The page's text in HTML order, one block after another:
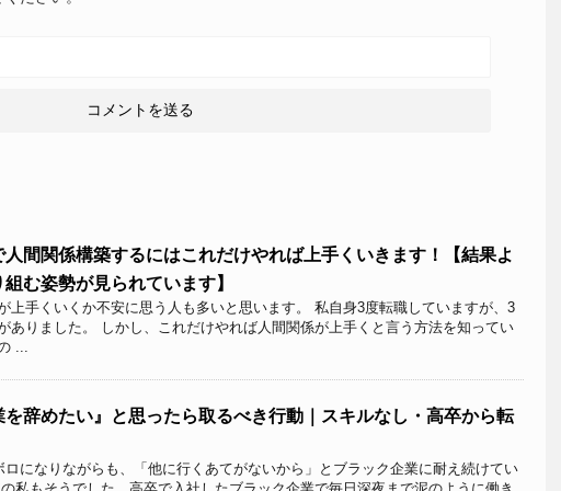
間関係構築するにはこれだけやれば上手くいきます！【結果よ
む姿勢が見られています】
上手くいくか不安に思う人も多いと思います。 私自身3度転職していますが、3
ありました。 しかし、これだけやれば人間関係が上手くと言う方法を知ってい
...
を辞めたい』と思ったら取るべき行動｜スキルなし・高卒から転
になりながらも、「他に行くあてがないから」とブラック企業に耐え続けてい